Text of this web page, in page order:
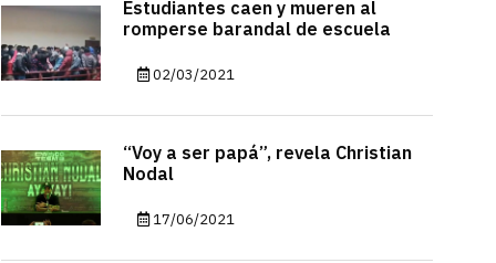
Estudiantes caen y mueren al
romperse barandal de escuela
02/03/2021
“Voy a ser papá”, revela Christian
Nodal
17/06/2021